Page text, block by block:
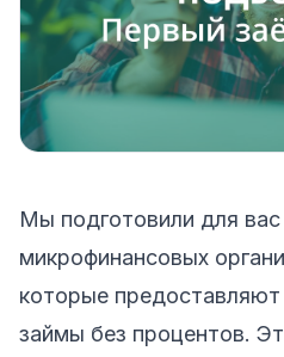
Мы подготовили для
микрофинансовых
которые
займы без процентов.